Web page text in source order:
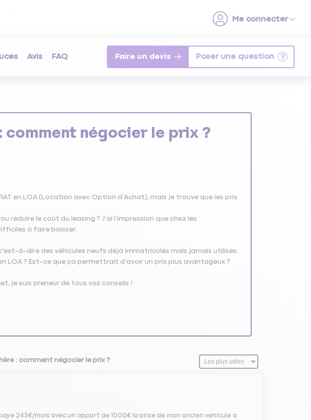
Avis FAQ Faire un devis
comment négocier le prix ?
en LOA (Location avec Option d’Achat), mais je trouve que les prix
réduire le coût du leasing ? J’ai l’impression que chez les
à faire baisser.
à-dire des véhicules neufs déjà immatriculés mais jamais utilisés.
LOA ? Est-ce que ça permettrait d’avoir un prix plus avantageux ?
je suis preneur de tous vos conseils !
: comment négocier le prix ?
243€/mois avec un apport de 1000€ la prise de mon ancien véhicule a